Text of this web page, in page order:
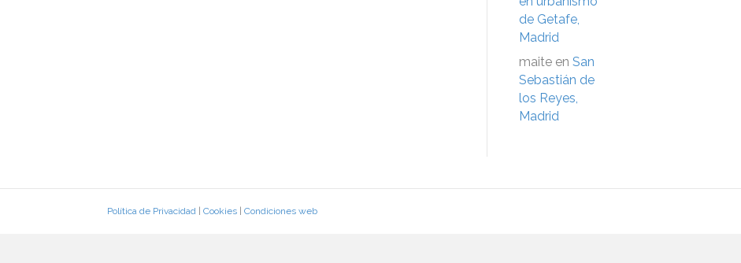
de Getafe,
Madrid
maite en San
Sebastián de
los Reyes,
Madrid
Política de Privacidad| Cookies| Condiciones web